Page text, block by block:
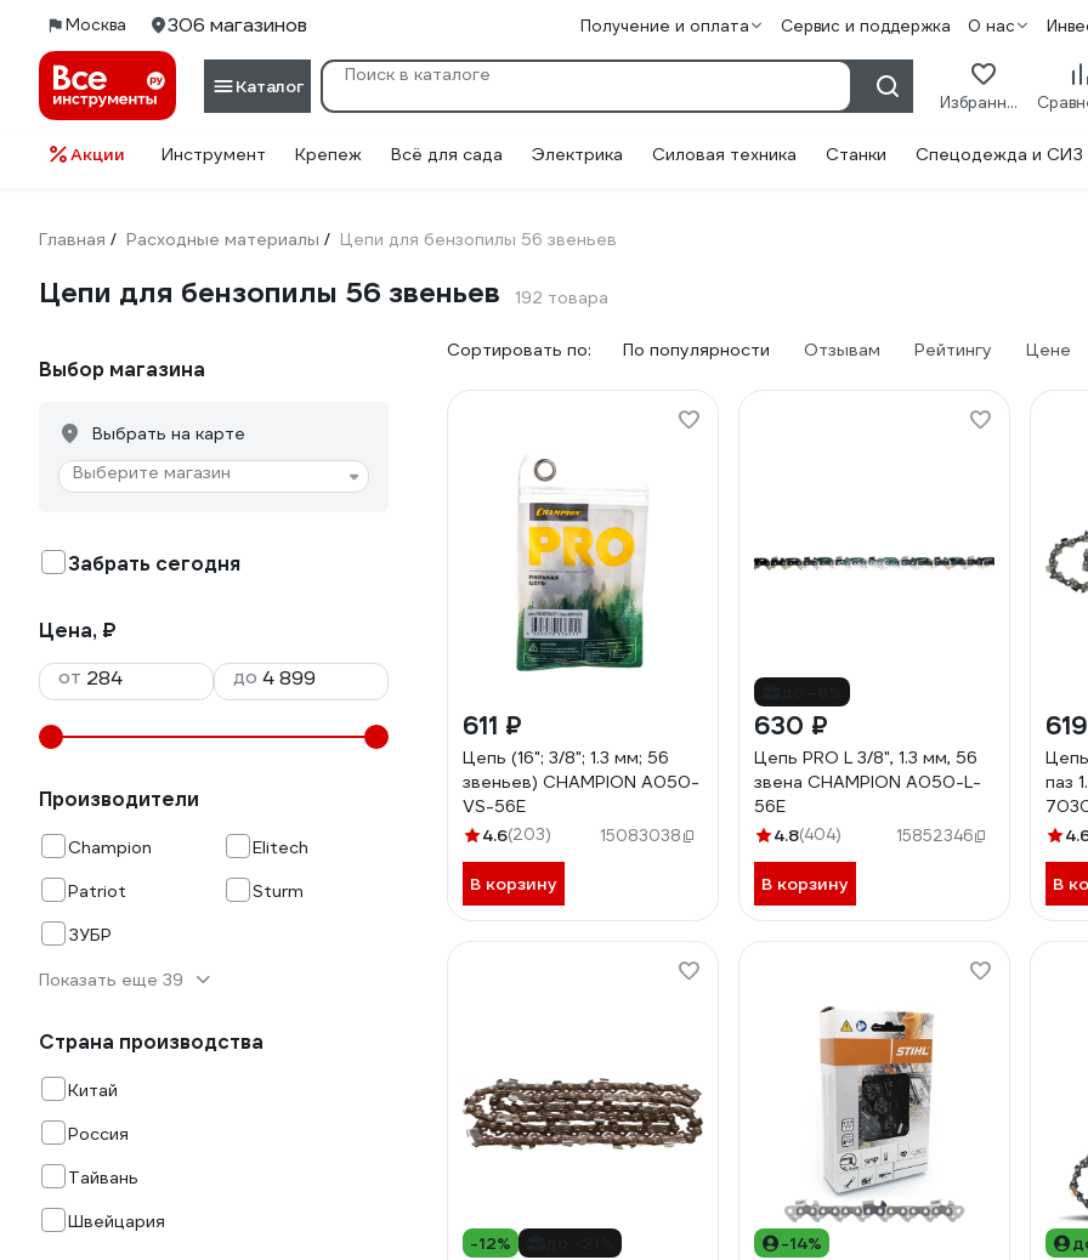
Москва 306 магазинов Получение и оплата Сервис и поддержка О нас
Каталог
Избранное
Акции Инструмент Крепеж Всё для сада Электрика Силовая техника Станки Спецодежда и СИЗ
Главная / Расходные материалы / Цепи для бензопилы 56 звеньев
Цепи для бензопилы 56 звеньев 192 товара
Выбор магазина
Выбрать на карте
Выберите магазин
Забрать сегодня
Цена, ₽
от
до
Производители
Champion
Elitech
Patriot
Sturm
ЗУБР
Показать еще 39
Страна производства
Китай
Россия
Тайвань
Швейцария
Сортировать по: По популярности Отзывам Рейтингу Цене
611 ₽
Цепь (16"; 3/8"; 1.3 мм; 56
звеньев) CHAMPION A050-
VS-56E
4.6(203) 15083038
В корзину
630 ₽
Цепь PRO L 3/8", 1.3 мм, 56
звена CHAMPION A050-L-
56E
4.8(404) 15852346
В корзину
паз
В
-12% -14%